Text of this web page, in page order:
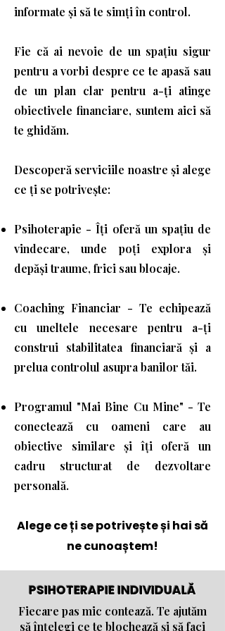
informate și să te simți în control.
Fie că ai nevoie de un spațiu sigur
pentru a vorbi despre ce te apasă sau
de un plan clar pentru a-ți atinge
obiectivele financiare, suntem aici să
te ghidăm.
Descoperă serviciile noastre și alege
ce ți se potrivește:
Psihoterapie - Îți oferă un spațiu de
vindecare, unde poți explora și
depăși traume, frici sau blocaje.
Coaching Financiar - Te echipează
cu uneltele necesare pentru a-ți
construi stabilitatea financiară și a
prelua controlul asupra banilor tăi.
Programul "Mai Bine Cu Mine" - Te
conectează cu oameni care au
obiective similare și îți oferă un
cadru structurat de dezvoltare
personală.
Alege ce ți se potrivește și hai să
ne cunoaștem!
PSIHOTERAPIE INDIVIDUALĂ
Fiecare pas mic contează. Te ajutăm
să înțelegi ce te blochează și să faci